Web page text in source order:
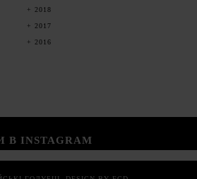
2018
2017
2016
В INSTAGRAM